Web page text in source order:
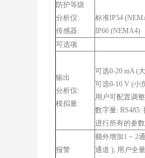
防护等级
分析仪:
传感器:
标准IP54
IP66 (NEMA4)
可选项
输出
分析仪:
模拟量:
可选0-20 mA (
可选0-10 V (小
用户可配置调
数字量:
进行所有的参
报警
额外增加1 ~ 2
通道 ), 用户全